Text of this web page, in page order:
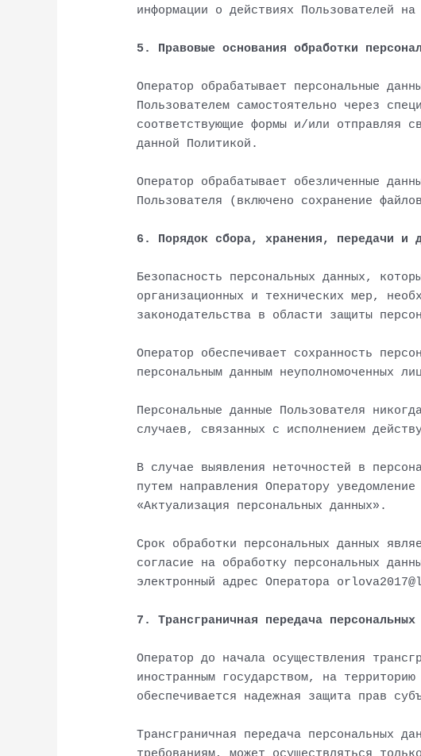
информации о действиях Пользователей
5. Правовые основания обработки
Оператор обрабатывает персональные
Пользователем самостоятельно через
соответствующие формы и/или отправляя
данной Политикой.
Оператор обрабатывает обезличенные
Пользователя (включено сохранение
6. Порядок сбора, хранения, передачи и
Безопасность персональных данных,
организационных и технических мер,
законодательства в области защиты
Оператор обеспечивает сохранность
персональным данным неуполномоченных
Персональные данные Пользователя
случаев, связанных с исполнением
В случае выявления неточностей в
путем направления Оператору
«Актуализация персональных данных».
Срок обработки персональных данных
согласие на обработку персональных
электронный адрес Оператора
7. Трансграничная передача персональных
Оператор до начала осуществления
иностранным государством, на
обеспечивается надежная защита прав
Трансграничная передача персональных